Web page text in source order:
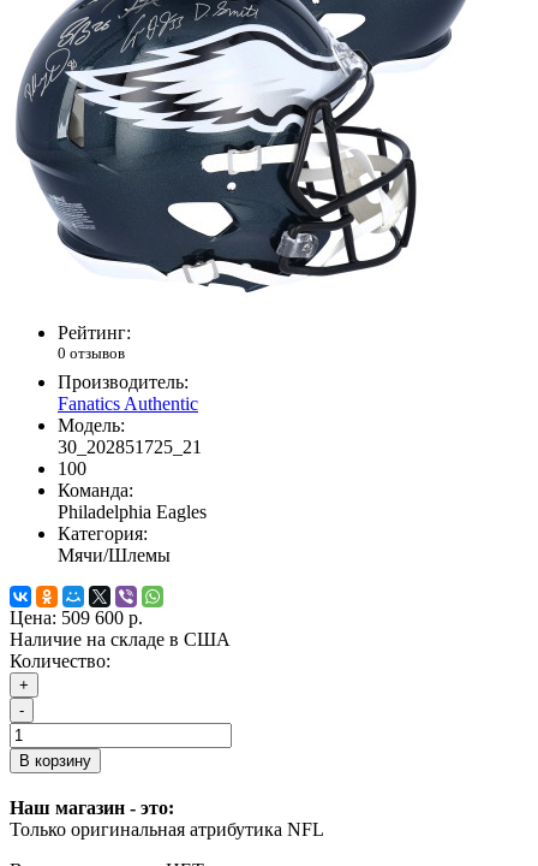
Рейтинг:
0 отзывов
Производитель:
Fanatics Authentic
Модель:
30_202851725_21
100
Команда:
Philadelphia Eagles
Категория:
Мячи/Шлемы
Цена: 509 600 р.
Наличие на складе в США
Количество:
+
-
В корзину
Наш магазин - это:
Только оригинальная атрибутика NFL